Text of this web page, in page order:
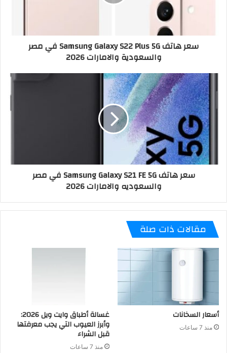
سعر هاتف Samsung Galaxy S22 Plus 5G في مصر
والسعودية والامارات 2026
سعر هاتف Samsung Galaxy S21 FE 5G في مصر
والسعوديه والامارات 2026
مقالات ذات صلة
أسعار السخانات
منذ 7 ساعات
غسالة أطباق وايت ويل 2026:
وأبرز العيوب التي يجب معرفتها
قبل الشراء
منذ 7 ساعات